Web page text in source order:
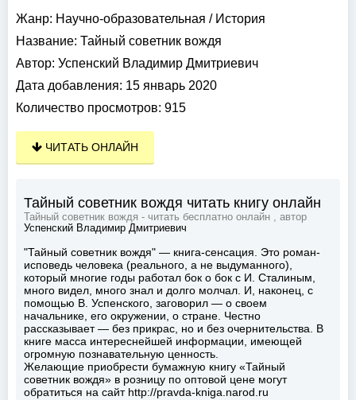
Жанр: Научно-образовательная / История
Название: Тайный советник вождя
Автор: Успенский Владимир Дмитриевич
Дата добавления: 15 январь 2020
Количество просмотров: 915
ЧИТАТЬ ОНЛАЙН
Тайный советник вождя читать книгу онлайн
Тайный советник вождя - читать бесплатно онлайн , автор
Успенский Владимир Дмитриевич
"Тайный советник вождя" — книга-сенсация. Это роман-
исповедь человека (реального, а не выдуманного),
который многие годы работал бок о бок с И. Сталиным,
много видел, много знал и долго молчал. И, наконец, с
помощью В. Успенского, заговорил — о своем
начальнике, его окружении, о стране. Честно
рассказывает — без прикрас, но и без очернительства. В
книге масса интереснейшей информации, имеющей
огромную познавательную ценность.
Желающие приобрести бумажную книгу «Тайный
советник вождя» в розницу по оптовой цене могут
обратиться на сайт http://pravda-kniga.narod.ru